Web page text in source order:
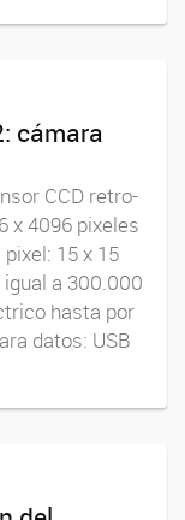
cámara
CCD retro-
x 4096 pixeles
15 x 15
a 300.000
hasta por
datos: USB